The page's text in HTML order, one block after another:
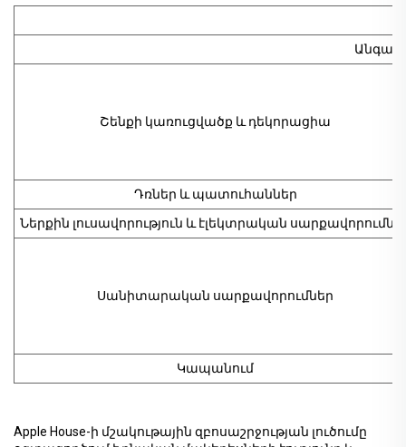
Շենքի կառուցվածք և դեկորացիա
Դռներ և պատուհաններ
Ներքին լուսավորություն և էլեկտրական
Սանիտարական սարքավորումներ
Կապանում
Apple House-ի մշակութային զբոսաշրջության լուծումը